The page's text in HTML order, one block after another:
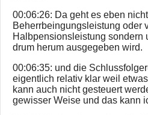
00:06:26: Da geht es eben
Beherrbeingungsleistung oder
Halbpensionsleistung sondern
drum herum ausgegeben wird.
00:06:35: und die
eigentlich relativ klar weil
kann auch nicht gesteuert
gewisser Weise und das kann